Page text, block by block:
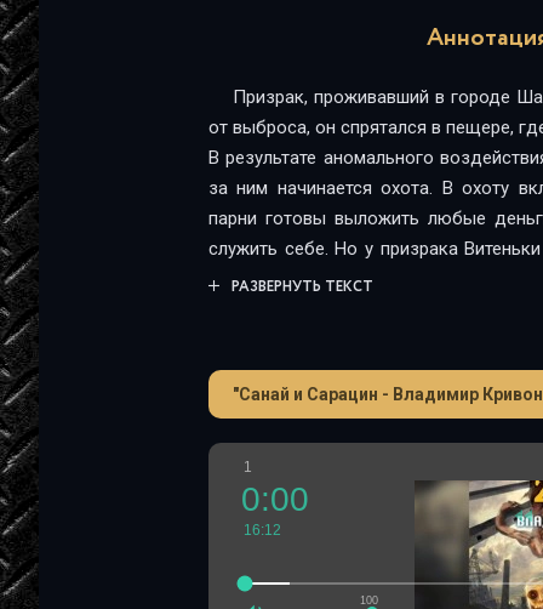
Призрак, проживавший в городе
от выброса, он спрятался в пещере,
В результате аномального
за ним начинается охота. В охоту
парни готовы выложить любые
служить себе. Но у призрака
этот счет сложилось иное мнение. И
РАЗВЕРНУТЬ ТЕКСТ
"Санай и Сарацин - Владимир
1
100
0:00
16:12